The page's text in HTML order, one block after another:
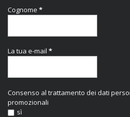
Cognome *
La tua e-mail *
Consenso al trattamento dei dati
promozionali
sì